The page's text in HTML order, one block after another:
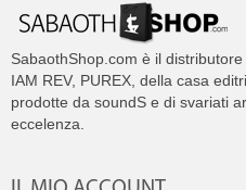
SabaothShop.com è il
IAM REV, PUREX, della casa
prodotte da soundS e di svariati
eccelenza.